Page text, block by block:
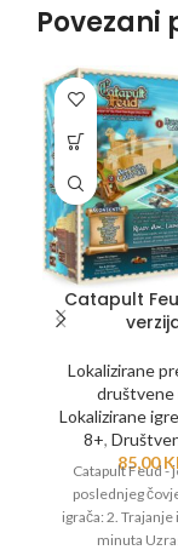
Povezani
Catapult
Lokalizirane
društvene
Lokalizirane
8+,
85,00
Catapult Feud -
poslednjeg
igrača: 2.
minuta